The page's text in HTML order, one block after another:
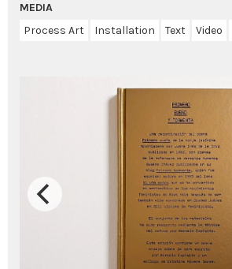
MEDIA
Process Art
Installation Text Video